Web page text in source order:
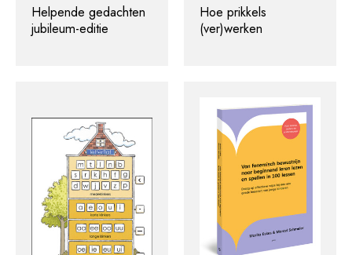
Helpende gedachten
jubileum-editie
Hoe prikkels
(ver)werken